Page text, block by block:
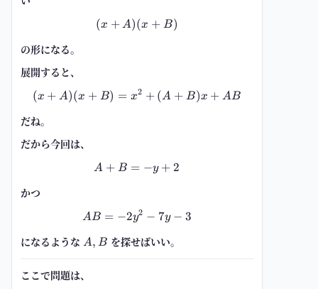
(x+A)(x+B)
(x + A)(x + B)
の形になる。
展開すると、
(x+A)(x+B)=x^2+(A+B)x+AB
(x + A)(x + B) = x2 + (A + B)x + AB
だね。
だから今回は、
A+B=-y+2
A + B = −y + 2
かつ
AB=-2y^2-7y-3
AB = −2y2 − 7y − 3
になるような A,B
A, B を探せばいい。
ここで問題は、